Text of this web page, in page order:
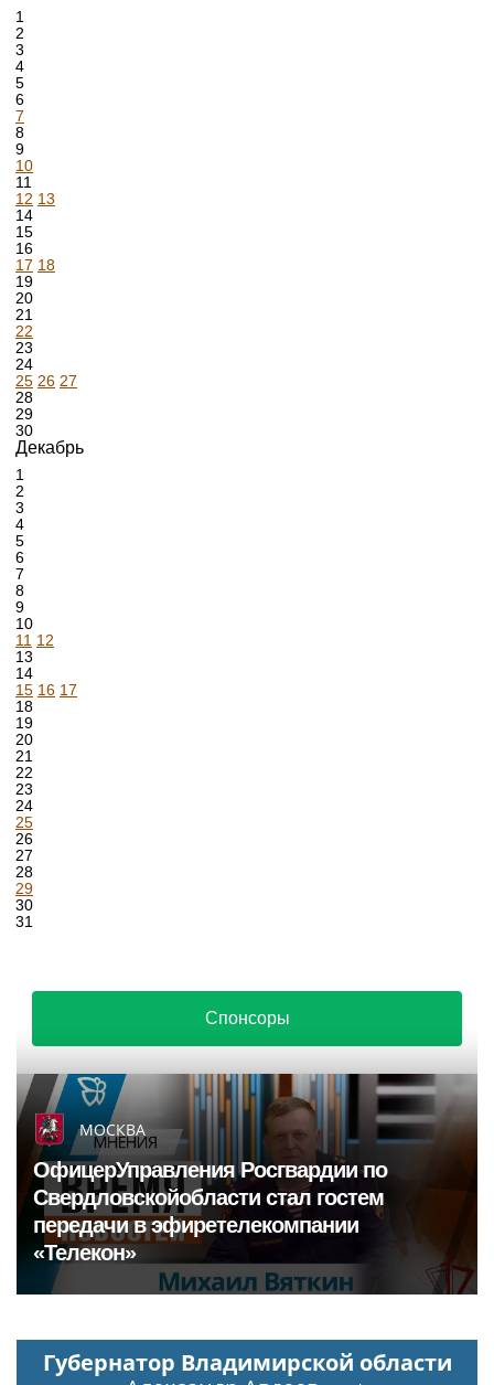
1
2
3
4
5
6
7
8
9
10
11
12 13
14
15
16
17 18
19
20
21
22
23
24
25 26 27
28
29
30
Декабрь
1
2
3
4
5
6
7
8
9
10
11 12
13
14
15 16 17
18
19
20
21
22
23
24
25
26
27
28
29
30
31
Спонсоры
МОСКВА
ОфицерУправления Росгвардии по
Свердловскойобласти стал гостем
передачи в эфиретелекомпании
«Телекон»
Губернатор Владимирской области